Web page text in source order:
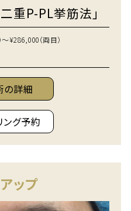
重P-PL挙筋法」
¥286,000（両目）
の詳細
ング予約
ップ